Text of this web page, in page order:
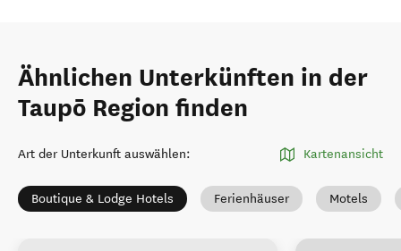
Ähnlichen Unterkünften in der
Taupō Region finden
Art der Unterkunft auswählen: Kartenansicht
Boutique & Lodge Hotels Ferienhäuser Motels